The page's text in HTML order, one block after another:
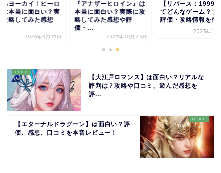
ハヨーカイ！ヒーロ
は本当に面白い？実
攻略してみた感想
2026年4月15日
『アナザーヒロイン』は
本当に面白い？実際に攻
略してみた感想や評
価・...
2025年10月23日
【リバース：1999
てどんなゲーム？プ
評価・攻略情報を徹
2023年11
【大江戸ロマンス】は面白い？リアルな
評判は？攻略や口コミ、遊んだ感想を
評...
【エターナルドラグーン】は面白い？評
価、感想、口コミを本音レビュー！